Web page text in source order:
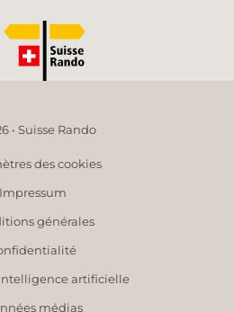
• Suisse Rando
des cookies
Impressum
générales
artificielle
médias